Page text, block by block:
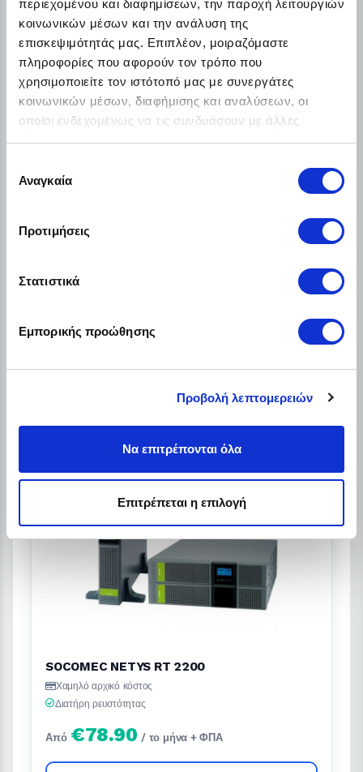
περιεχομένου και διαφημίσεων, την παροχή λειτουργιών
κοινωνικών μέσων και την ανάλυση της
επισκεψιμότητάς μας. Επιπλέον, μοιραζόμαστε
πληροφορίες που αφορούν τον τρόπο που
χρησιμοποιείτε τον ιστότοπό μας με συνεργάτες
κοινωνικών μέσων, διαφήμισης και αναλύσεων, οι
οποίοι ενδεχομένως να τις συνδυάσουν με άλλες
πληροφορίες που τους έχετε παραχωρήσει ή τις οποίες
των υπηρεσιών τους.
συγκατάθεσης
Αναγκαία
Προτιμήσεις
Στατιστικά
Εμπορικής προώθησης
Προβολή λεπτομερειών
Να επιτρέπονται όλα
Επιτρέπεται η επιλογή
Χαμηλό αρχικό κόστος
Από €71.90 / το μήνα + ΦΠΑ
Λεπτομέρειες
SOCOMEC NETYS RT 2200
Χαμηλό αρχικό κόστος
Διατήρη ρευστότητας
Από €78.90 / το μήνα + ΦΠΑ